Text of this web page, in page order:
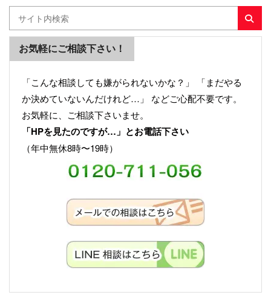
お気軽にご相談下さい！
「こんな相談しても嫌がられないかな？」 「まだやる
か決めていないんだけれど…」 などご心配不要です。
お気軽に、ご相談下さいませ。
「HPを見たのですが…」とお電話下さい
（年中無休8時〜19時）